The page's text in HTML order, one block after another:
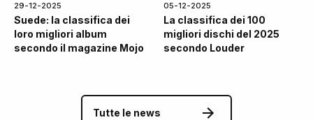
29-12-2025
Suede: la classifica dei
loro migliori album
secondo il magazine Mojo
05-12-2025
La classifica dei 100
migliori dischi del 2025
secondo Louder
Tutte le news